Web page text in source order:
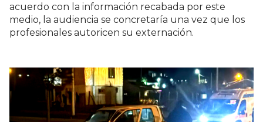
acuerdo con la información recabada por este
medio, la audiencia se concretaría una vez que los
profesionales autoricen su externación.